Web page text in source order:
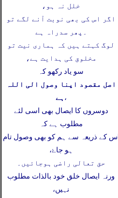
خلل نہ ہو،
اگر اس کی بھی نوبت آنے لگے تو
پھر سدراہ ہے ۔
لوگ کہتے ہیں کہ ہماری نیت تو
مخلوق کی ہدایت ہے،
سو یاد رکھو کہ
اصل مقصود اپنا وصول الی اللہ
ہے ،
دوسروں کا ایصال بھی اسی لئے
مطلوب ہے کہ
اس کے ذریعہ سے ہم کو بھی وصول تام
ہو جاۓ،
حق تعالی راضی ہوجائیں۔
ورنہ ایصال خلق خود بالذات مطلوب
نہیں،